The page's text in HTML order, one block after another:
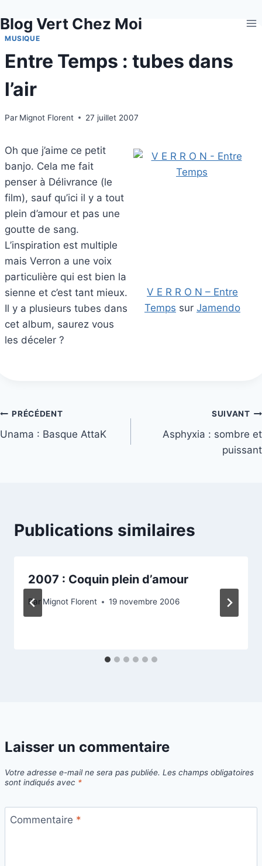
au
contenu
Blog Vert Chez Moi
MUSIQUE
Entre Temps : tubes dans
l’air
Par Mignot Florent 27 juillet 2007
V E R R O N – Entre
Temps sur Jamendo
Oh que j’aime ce petit
banjo. Cela me fait
penser à Délivrance (le
film), sauf qu’ici il y a tout
plein d’amour et pas une
goutte de sang.
L’inspiration est multiple
mais Verron a une voix
particulière qui est bien la
sienne et c’est tant mieux.
Il y a plusieurs tubes dans
cet album, saurez vous
les déceler ?
Navigation
de
PRÉCÉDENT
Unama : Basque AttaK
SUIVANT
Asphyxia : sombre et
puissant
Publications similaires
2007 : Coquin plein d’amour
Par Mignot Florent 19 novembre 2006
Laisser un commentaire
Votre adresse e-mail ne sera pas publiée. Les champs obligatoires
sont indiqués avec *
Commentaire *